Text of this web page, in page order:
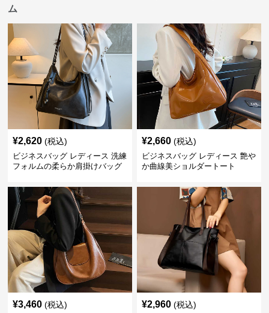
ム
¥2,620 (税込)
ビジネスバッグ レディース 洗練
フォルムの柔らか肩掛けバッグ
¥2,660 (税込)
ビジネスバッグ レディース 艶や
か曲線美ショルダートート
¥3,460 (税込) ¥2,960 (税込)